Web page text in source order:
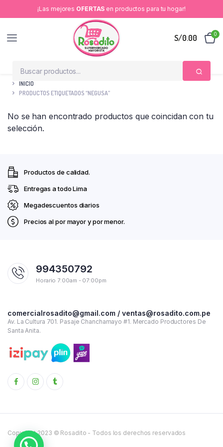
¡Las mejores OFERTAS en productos para tu hogar!
S/0.00 0
INICIO
PRODUCTOS ETIQUETADOS “NEGUSA”
No se han encontrado productos que coincidan con tu
selección.
Productos de calidad.
Entregas a todo Lima
Megadescuentos diarios
Precios al por mayor y por menor.
994350792
Horario 7:00am - 07:00pm
comercialrosadito@gmail.com / ventas@rosadito.com.pe
Av. La Cultura 701. Pasaje Chanchamayo #1. Mercado Productores De
Santa Anita.
Copyright 2023 © Rosadito - Todos los derechos reservados